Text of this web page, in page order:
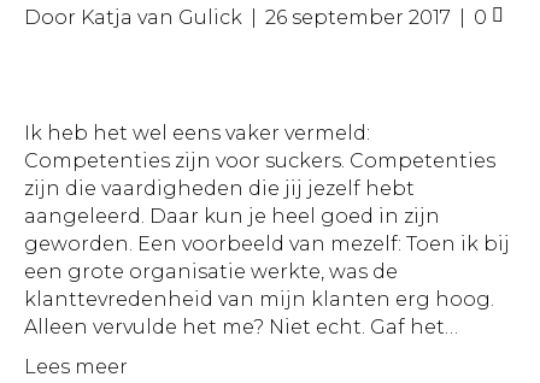
Door Katja van Gulick 26 september 2017 0
Ik heb het wel eens vaker vermeld:
Competenties zijn voor suckers. Competenties
zijn die vaardigheden die jij jezelf hebt
aangeleerd. Daar kun je heel goed in zijn
geworden. Een voorbeeld van mezelf: Toen ik bij
een grote organisatie werkte, was de
klanttevredenheid van mijn klanten erg hoog.
Alleen vervulde het me? Niet echt. Gaf het…
Lees meer